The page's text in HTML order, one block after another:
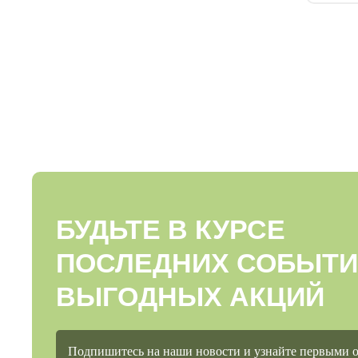
БУДЬТЕ В КУРСЕ
ПОСЛЕДНИХ
ВЫГОДНЫХ АКЦИЙ
Подпишитесь на наши новости и узнайте первыми